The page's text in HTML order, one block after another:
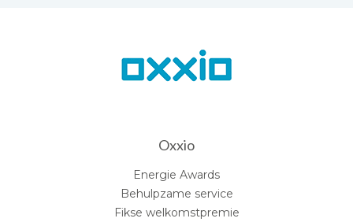
Oxxio
Energie Awards
Behulpzame service
Fikse welkomstpremie